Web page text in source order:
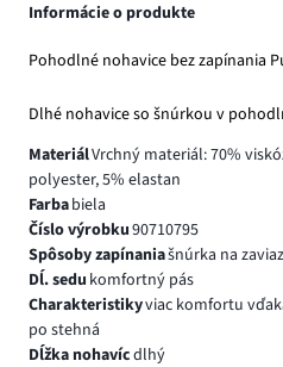
Informácie o produkte
Pohodlné nohavice bez zapínania
Dlhé nohavice so šnúrkou v
MateriálVrchný materiál: 70%
polyester, 5% elastan
Farbabiela
Číslo výrobku90710795
Spôsoby zapínaniašnúrka na
Dĺ. sedu komfortný pás
Charakteristikyviac komfortu
po stehná
Dĺžka nohavícdlhý